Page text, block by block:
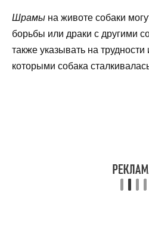
Шрамы на животе собаки
борьбы или драки с другими
также указывать на
которыми собака